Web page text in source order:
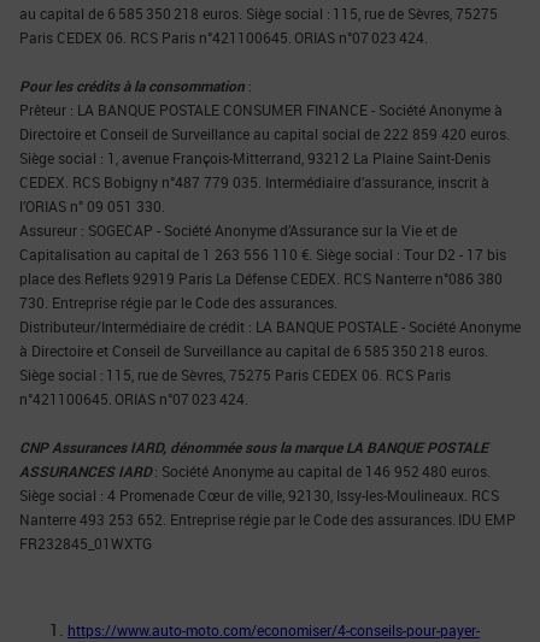
au capital de 6 585 350 218 euros. Siège social : 115, rue de Sèvres, 75275
Paris CEDEX 06. RCS Paris n°421100645. ORIAS n°07 023 424.
Pour les crédits à la consommation :
Prêteur : LA BANQUE POSTALE CONSUMER FINANCE - Société Anonyme à
Directoire et Conseil de Surveillance au capital social de 222 859 420 euros.
Siège social : 1, avenue François-Mitterrand, 93212 La Plaine Saint-Denis
CEDEX. RCS Bobigny n°487 779 035. Intermédiaire d’assurance, inscrit à
l’ORIAS n° 09 051 330.
Assureur : SOGECAP - Société Anonyme d’Assurance sur la Vie et de
Capitalisation au capital de 1 263 556 110 €. Siège social : Tour D2 - 17 bis
place des Reflets 92919 Paris La Défense CEDEX. RCS Nanterre n°086 380
730. Entreprise régie par le Code des assurances.
Distributeur/Intermédiaire de crédit : LA BANQUE POSTALE - Société Anonyme
à Directoire et Conseil de Surveillance au capital de 6 585 350 218 euros.
Siège social : 115, rue de Sèvres, 75275 Paris CEDEX 06. RCS Paris
n°421100645. ORIAS n°07 023 424.
CNP Assurances IARD, dénommée sous la marque LA BANQUE POSTALE
ASSURANCES IARD: Société Anonyme au capital de 146 952 480 euros.
Siège social : 4 Promenade Cœur de ville, 92130, Issy-les-Moulineaux. RCS
Nanterre 493 253 652. Entreprise régie par le Code des assurances. IDU EMP
FR232845_01WXTG
https://www.auto-moto.com/economiser/4-conseils-pour-payer-